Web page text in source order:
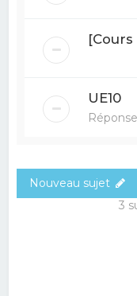
[Cours
UE10
Nouveau sujet
3